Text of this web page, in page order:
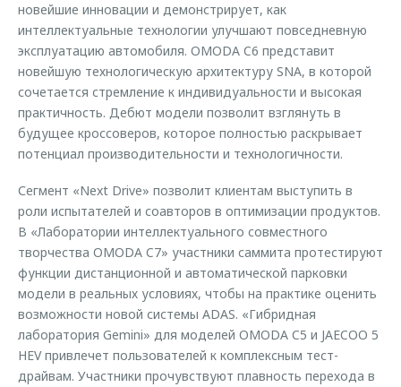
новейшие инновации и демонстрирует, как
интеллектуальные технологии улучшают повседневную
эксплуатацию автомобиля. OMODA C6 представит
новейшую технологическую архитектуру SNA, в которой
сочетается стремление к индивидуальности и высокая
практичность. Дебют модели позволит взглянуть в
будущее кроссоверов, которое полностью раскрывает
потенциал производительности и технологичности.
Сегмент «Next Drive» позволит клиентам выступить в
роли испытателей и соавторов в оптимизации продуктов.
В «Лаборатории интеллектуального совместного
творчества OMODA C7» участники саммита протестируют
функции дистанционной и автоматической парковки
модели в реальных условиях, чтобы на практике оценить
возможности новой системы ADAS. «Гибридная
лаборатория Gemini» для моделей OMODA C5 и JAECOO 5
HEV привлечет пользователей к комплексным тест-
драйвам. Участники прочувствуют плавность перехода в